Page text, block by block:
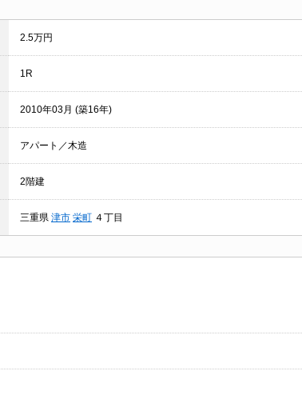
2.5万円
1R
2010年03月 (築16年)
アパート／木造
2階建
三重県 津市 栄町 ４丁目